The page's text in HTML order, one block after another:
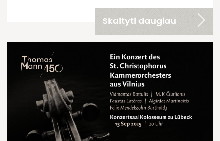
Skaityti daugiau